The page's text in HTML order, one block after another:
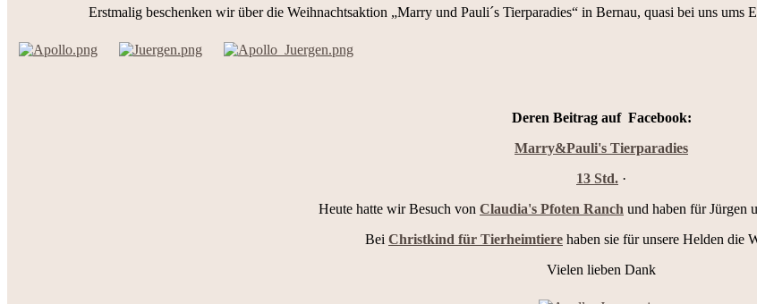
Erstmalig beschenken wir über die Weihnachtsaktion „Marry und Pauli´s Tierparadies“ in Bernau, quasi bei uns
Deren Beitrag auf Facebook:
Marry&Pauli's Tierparadies
13 Std. ·
Heute hatte wir Besuch von Claudia's Pfoten Ranch und haben für Jürgen
Bei Christkind für Tierheimtiere haben sie für unsere Helden die
Vielen lieben Dank